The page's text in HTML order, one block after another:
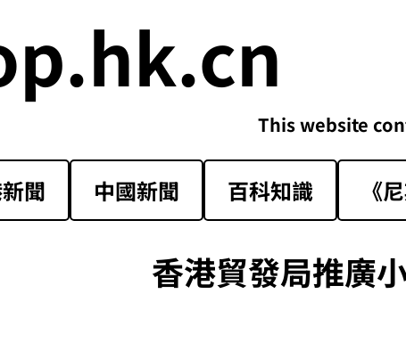
This website
聞 中國新聞 百科知識 《
香港貿發局推廣